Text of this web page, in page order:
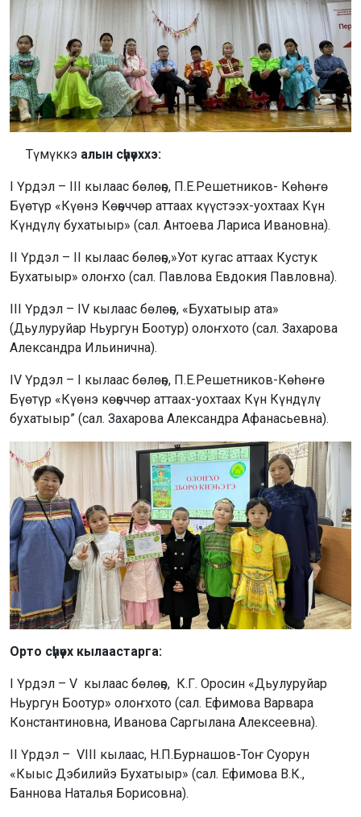
Түмүккэ алын сүһүөххэ:
I Үрдэл – III кылаас бөлөҕө, П.Е.Решетников- Көһөҥө
Бүөтүр «Күөнэ Көҕөччөр аттаах күүстээх-уохтаах Күн
Күндүлү бухатыыр» (сал. Антоева Лариса Ивановна).
II Үрдэл – II кылаас бөлөҕө,»Уот кугас аттаах Кустук
Бухатыыр» олоҥхо (сал. Павлова Евдокия Павловна).
III Үрдэл – IV кылаас бөлөҕө, «Бухатыыр ата»
(Дьулуруйар Ньургун Боотур) олоҥхото (сал. Захарова
Александра Ильинична).
IV Үрдэл – I кылаас бөлөҕө, П.Е.Решетников-Көһөҥө
Бүөтүр «Күөнэ көҕөччөр аттаах-уохтаах Күн Күндүлү
бухатыыр” (сал. Захарова Александра Афанасьевна).
Орто сүһүөх кылаастарга:
I Үрдэл – V кылаас бөлөҕө, К.Г. Оросин «Дьулуруйар
Ньургун Боотур» олоҥхото (сал. Ефимова Варвара
Константиновна, Иванова Саргылана Алексеевна).
II Үрдэл – VIII кылаас, Н.П.Бурнашов-Тоҥ Суорун
«Кыыс Дэбилийэ Бухатыыр» (сал. Ефимова В.К.,
Баннова Наталья Борисовна).